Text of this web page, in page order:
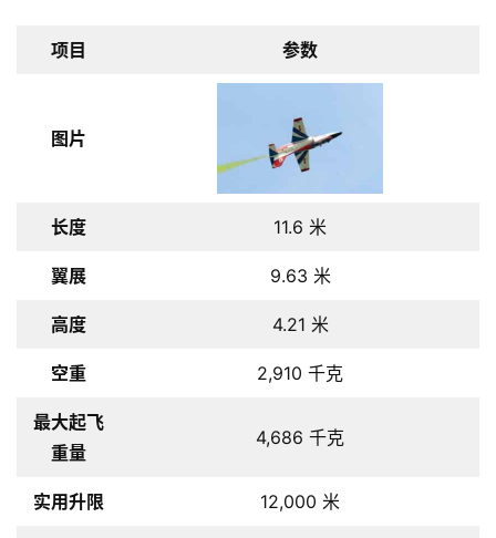
项目 参数
图片
长度 11.6 米
翼展 9.63 米
高度 4.21 米
空重 2,910 千克
最大起飞
重量
4,686 千克
实用升限 12,000 米